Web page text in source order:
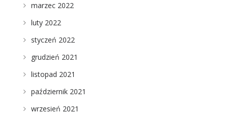
marzec 2022
luty 2022
styczeń 2022
grudzień 2021
listopad 2021
październik 2021
wrzesień 2021